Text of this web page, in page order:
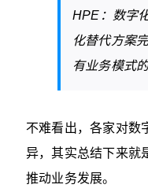
HPE：数字
化替代方案
有业务模式的
不难看出，各家对数
异，其实总结下来就
推动业务发展。